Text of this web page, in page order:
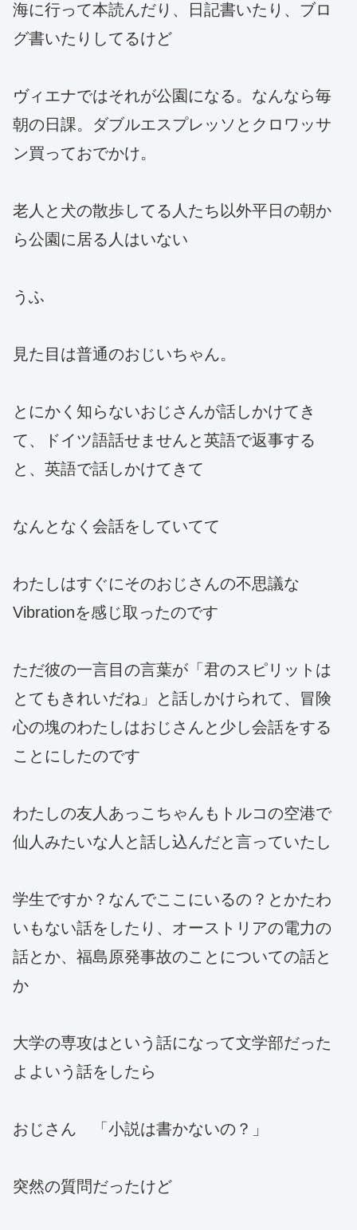
海に行って本読んだり、日記書いたり、ブロ
グ書いたりしてるけど
ヴィエナではそれが公園になる。なんなら毎
朝の日課。ダブルエスプレッソとクロワッサ
ン買っておでかけ。
老人と犬の散歩してる人たち以外平日の朝か
ら公園に居る人はいない
うふ
見た目は普通のおじいちゃん。
とにかく知らないおじさんが話しかけてき
て、ドイツ語話せませんと英語で返事する
と、英語で話しかけてきて
なんとなく会話をしていてて
わたしはすぐにそのおじさんの不思議な
Vibrationを感じ取ったのです
ただ彼の一言目の言葉が「君のスピリットは
とてもきれいだね」と話しかけられて、冒険
心の塊のわたしはおじさんと少し会話をする
ことにしたのです
わたしの友人あっこちゃんもトルコの空港で
仙人みたいな人と話し込んだと言っていたし
学生ですか？なんでここにいるの？とかたわ
いもない話をしたり、オーストリアの電力の
話とか、福島原発事故のことについての話と
か
大学の専攻はという話になって文学部だった
よよいう話をしたら
おじさん 「小説は書かないの？」
突然の質問だったけど